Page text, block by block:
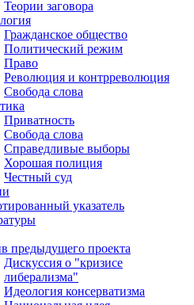
Теории заговора
Гражданское общество
Политический режим
Право
Революция и контрреволюция
Свобода слова
Приватность
Свобода слова
Справедливые выборы
Хорошая полиция
Честный суд
указатель
предыдущего проекта
Дискуссия о "кризисе
либерализма"
Идеология консерватизма